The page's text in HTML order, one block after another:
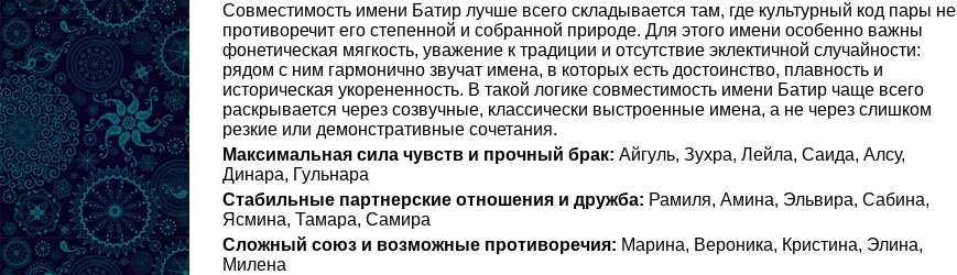
Совместимость имени Батир лучше всего складывается там, где культурный код пары не
противоречит его степенной и собранной природе. Для этого имени особенно важны
фонетическая мягкость, уважение к традиции и отсутствие эклектичной случайности:
рядом с ним гармонично звучат имена, в которых есть достоинство, плавность и
историческая укорененность. В такой логике совместимость имени Батир чаще всего
раскрывается через созвучные, классически выстроенные имена, а не через слишком
резкие или демонстративные сочетания.
Максимальная сила чувств и прочный брак: Айгуль, Зухра, Лейла, Саида, Алсу,
Динара, Гульнара
Стабильные партнерские отношения и дружба: Рамиля, Амина, Эльвира, Сабина,
Ясмина, Тамара, Самира
Сложный союз и возможные противоречия: Марина, Вероника, Кристина, Элина,
Милена